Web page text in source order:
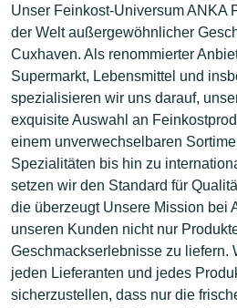
Unser Feinkost-Universum ANKA
der Welt außergewöhnlicher
Cuxhaven. Als renommierter
Supermarkt, Lebensmittel und
spezialisieren wir uns darauf,
exquisite Auswahl an
einem unverwechselbaren
Spezialitäten bis hin zu
setzen wir den Standard für
die überzeugt Unsere Mission bei
unseren Kunden nicht nur
Geschmackserlebnisse zu liefern.
jeden Lieferanten und jedes
sicherzustellen, dass nur die